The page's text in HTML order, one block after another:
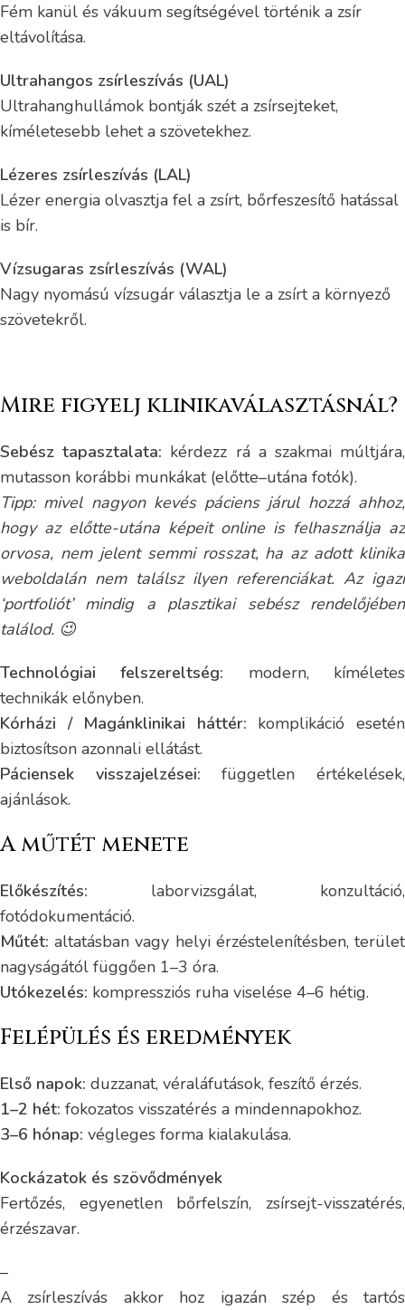
Fém kanül és vákuum segítségével történik a zsír
eltávolítása.
Ultrahangos zsírleszívás (UAL)
Ultrahanghullámok bontják szét a zsírsejteket,
kíméletesebb lehet a szövetekhez.
Lézeres zsírleszívás (LAL)
Lézer energia olvasztja fel a zsírt, bőrfeszesítő hatással
is bír.
Vízsugaras zsírleszívás (WAL)
Nagy nyomású vízsugár választja le a zsírt a környező
szövetekről.
Mire figyelj klinikaválasztásnál?
Sebész tapasztalata: kérdezz rá a szakmai múltjára,
mutasson korábbi munkákat (előtte–utána fotók).
Tipp: mivel nagyon kevés páciens járul hozzá ahhoz,
hogy az előtte-utána képeit online is felhasználja az
orvosa, nem jelent semmi rosszat, ha az adott klinika
weboldalán nem találsz ilyen referenciákat. Az igazi
‘portfoliót’ mindig a plasztikai sebész rendelőjében
találod. 😉
Technológiai felszereltség: modern, kíméletes
technikák előnyben.
Kórházi / Magánklinikai háttér: komplikáció esetén
biztosítson azonnali ellátást.
Páciensek visszajelzései: független értékelések,
ajánlások.
A műtét menete
Előkészítés: laborvizsgálat, konzultáció,
fotódokumentáció.
Műtét: altatásban vagy helyi érzéstelenítésben, terület
nagyságától függően 1–3 óra.
Utókezelés: kompressziós ruha viselése 4–6 hétig.
Felépülés és eredmények
Első napok: duzzanat, véraláfutások, feszítő érzés.
1–2 hét: fokozatos visszatérés a mindennapokhoz.
3–6 hónap: végleges forma kialakulása.
Kockázatok és szövődmények
Fertőzés, egyenetlen bőrfelszín, zsírsejt-visszatérés,
érzészavar.
–
A zsírleszívás akkor hoz igazán szép és tartós